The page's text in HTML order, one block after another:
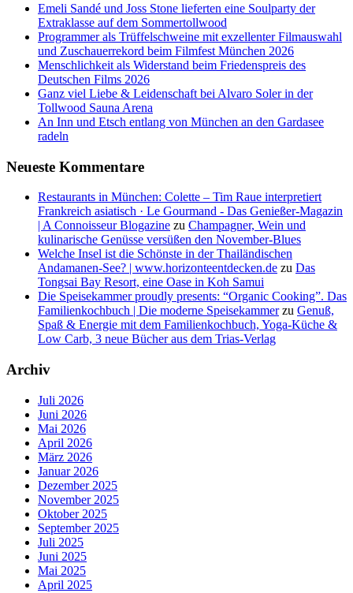
Emeli Sandé und Joss Stone lieferten eine Soulparty der
Extraklasse auf dem Sommertollwood
Programmer als Trüffelschweine mit exzellenter Filmauswahl
und Zuschauerrekord beim Filmfest München 2026
Menschlichkeit als Widerstand beim Friedenspreis des
Deutschen Films 2026
Ganz viel Liebe & Leidenschaft bei Alvaro Soler in der
Tollwood Sauna Arena
An Inn und Etsch entlang von München an den Gardasee
radeln
Neueste Kommentare
Restaurants in München: Colette – Tim Raue interpretiert
Frankreich asiatisch · Le Gourmand - Das Genießer-Magazin
| A Connoisseur Blogazine zu Champagner, Wein und
kulinarische Genüsse versüßen den November-Blues
Welche Insel ist die Schönste in der Thailändischen
Andamanen-See? | www.horizonteentdecken.de zu Das
Tongsai Bay Resort, eine Oase in Koh Samui
Die Speisekammer proudly presents: “Organic Cooking”. Das
Familienkochbuch | Die moderne Speisekammerzu Genuß,
Spaß & Energie mit dem Familienkochbuch, Yoga-Küche &
Low Carb, 3 neue Bücher aus dem Trias-Verlag
Archiv
Juli 2026
Juni 2026
Mai 2026
April 2026
März 2026
Januar 2026
Dezember 2025
November 2025
Oktober 2025
September 2025
Juli 2025
Juni 2025
Mai 2025
April 2025